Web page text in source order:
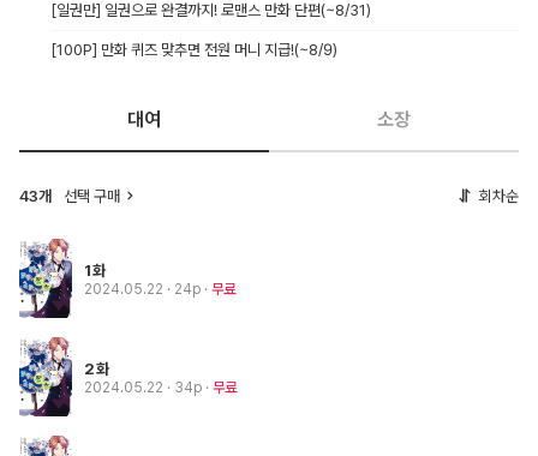
[일권만] 일권으로 완결까지! 로맨스 만화 단편(~8/31)
[100P] 만화 퀴즈 맞추면 전원 머니 지급!(~8/9)
대여 소장
43개 선택 구매 회차순
1화
2024.05.22 · 24p 무료
2화
2024.05.22 · 34p 무료